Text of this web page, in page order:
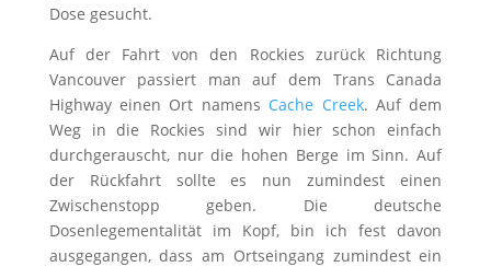
Dose gesucht.
Auf der Fahrt von den Rockies zurück Richtung
Vancouver passiert man auf dem Trans Canada
Highway einen Ort namens Cache Creek. Auf dem
Weg in die Rockies sind wir hier schon einfach
durchgerauscht, nur die hohen Berge im Sinn. Auf
der Rückfahrt sollte es nun zumindest einen
Zwischenstopp geben. Die deutsche
Dosenlegementalität im Kopf, bin ich fest davon
ausgegangen, dass am Ortseingang zumindest ein